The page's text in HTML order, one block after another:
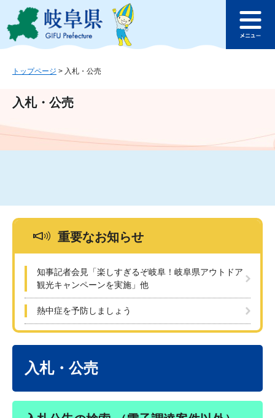
ジ
ュ
文
このページの本文へ
ュ
トップページ > 入札・公売
入札・公売
重要なお知らせ
知事記者会見「楽しすぎるぞ岐阜！岐阜県アウトドア
観光キャンペーンを実施」他
熱中症を予防しましょう
入札・公売